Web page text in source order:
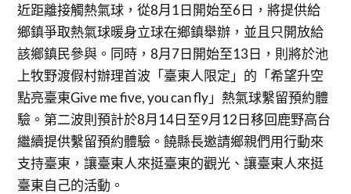
近距離接觸熱氣球，從8月1日開始至6日，將提供給
鄉鎮爭取熱氣球暖身立球在鄉鎮舉辦，並且只開放給
該鄉鎮民參與。同時，8月7日開始至13日，則將於池
上牧野渡假村辦理首波「臺東人限定」的「希望升空
點亮臺東Give me five, you can fly」熱氣球繫留預約體
驗。第二波則預計於8月14日至9月12日移回鹿野高台
繼續提供繫留預約體驗。饒縣長邀請鄉親們用行動來
支持臺東，讓臺東人來挺臺東的觀光、讓臺東人來挺
臺東自己的活動。